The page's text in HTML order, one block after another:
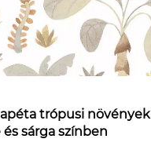
trópusi növények
sárga színben